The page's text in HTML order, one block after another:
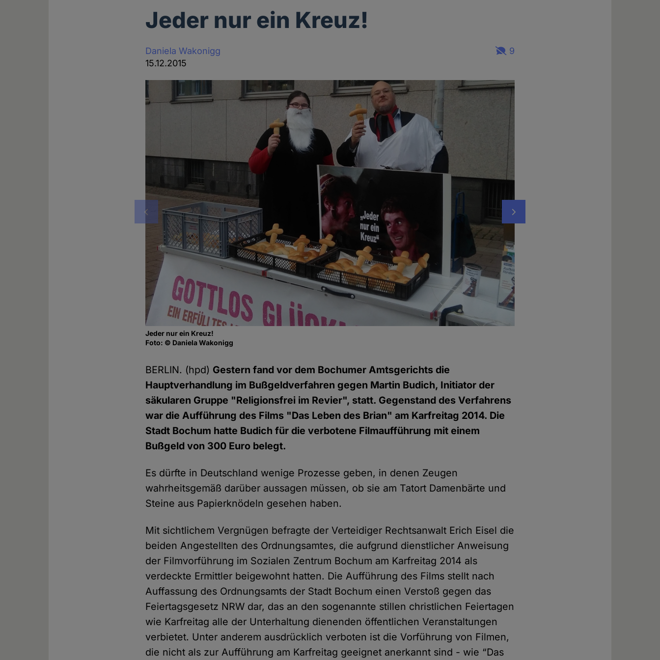
Jeder nur ein Kreuz!
Daniela Wakonigg
15.12.2015
9
Vorheriges
Jeder nur ein Kreuz!
Foto: © Daniela Wakonigg
BERLIN. (hpd) Gestern fand vor dem Bochumer Amtsgerichts die
Hauptverhandlung im Bußgeldverfahren gegen Martin Budich, Initiator der
säkularen Gruppe "Religionsfrei im Revier", statt. Gegenstand des Verfahrens
war die Aufführung des Films "Das Leben des Brian" am Karfreitag 2014. Die
Stadt Bochum hatte Budich für die verbotene Filmaufführung mit einem
Bußgeld von 300 Euro belegt.
Es dürfte in Deutschland wenige Prozesse geben, in denen Zeugen
wahrheitsgemäß darüber aussagen müssen, ob sie am Tatort Damenbärte und
Steine aus Papierknödeln gesehen haben.
Mit sichtlichem Vergnügen befragte der Verteidiger Rechtsanwalt Erich Eisel die
beiden Angestellten des Ordnungsamtes, die aufgrund dienstlicher Anweisung
der Filmvorführung im Sozialen Zentrum Bochum am Karfreitag 2014 als
verdeckte Ermittler beigewohnt hatten. Die Aufführung des Films stellt nach
Auffassung des Ordnungsamts der Stadt Bochum einen Verstoß gegen das
Feiertagsgesetz NRW dar, das an den sogenannte stillen christlichen Feiertagen
wie Karfreitag alle der Unterhaltung dienenden öffentlichen Veranstaltungen
verbietet. Unter anderem ausdrücklich verboten ist die Vorführung von Filmen,
die nicht als zur Aufführung am Karfreitag geeignet anerkannt sind - wie “Das